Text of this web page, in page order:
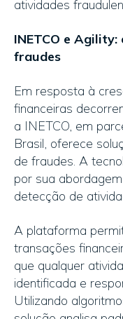
atividades
INETCO e Agility:
fraudes
Em resposta à
financeiras
a INETCO, em
Brasil, oferece
de fraudes. A
por sua
detecção de
A plataforma
transações
que qualquer
identificada e
Utilizando